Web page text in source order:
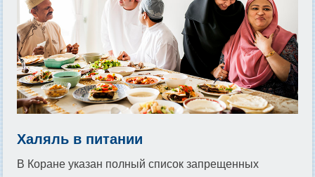
Халяль в питании
В Коране указан полный список запрещенных